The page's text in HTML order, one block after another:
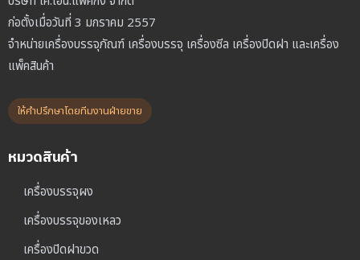
ก่อตั้งเมื่อวันที่ 3 มกราคม 2557
จำหน่ายเครื่องบรรจุภัณฑ์ เครื่องบรรจุ เครื่องซีล เครื่องปิดฝา และเครื่อง
แพ็คสินค้า
ให้คำปรึกษาโดยทีมงานฝ่ายขาย
หมวดสินค้า
เครื่องบรรจุผง
เครื่องบรรจุของเหลว
เครื่องปิดฝาขวด